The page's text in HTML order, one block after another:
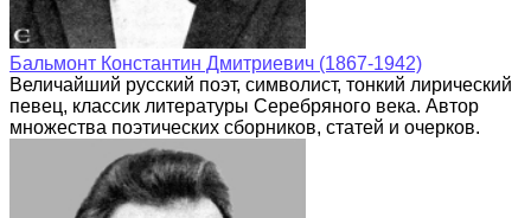
Бальмонт Константин Дмитриевич (1867-1942)
Величайший русский поэт, символист, тонкий лирический
певец, классик литературы Серебряного века. Автор
множества поэтических сборников, статей и очерков.